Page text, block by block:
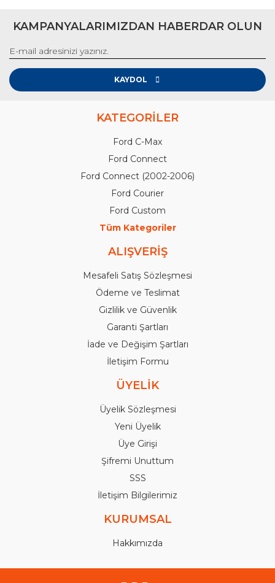
KAMPANYALARIMIZDAN HABERDAR OLUN
KAYDOL
KATEGORİLER
Ford C-Max
Ford Connect
Ford Connect (2002-2006)
Ford Courier
Ford Custom
Tüm Kategoriler
ALIŞVERİŞ
Mesafeli Satış Sözleşmesi
Ödeme ve Teslimat
Gizlilik ve Güvenlik
Garanti Şartları
İade ve Değişim Şartları
İletişim Formu
ÜYELİK
Üyelik Sözleşmesi
Yeni Üyelik
Üye Girişi
Şifremi Unuttum
SSS
İletişim Bilgilerimiz
KURUMSAL
Hakkımızda